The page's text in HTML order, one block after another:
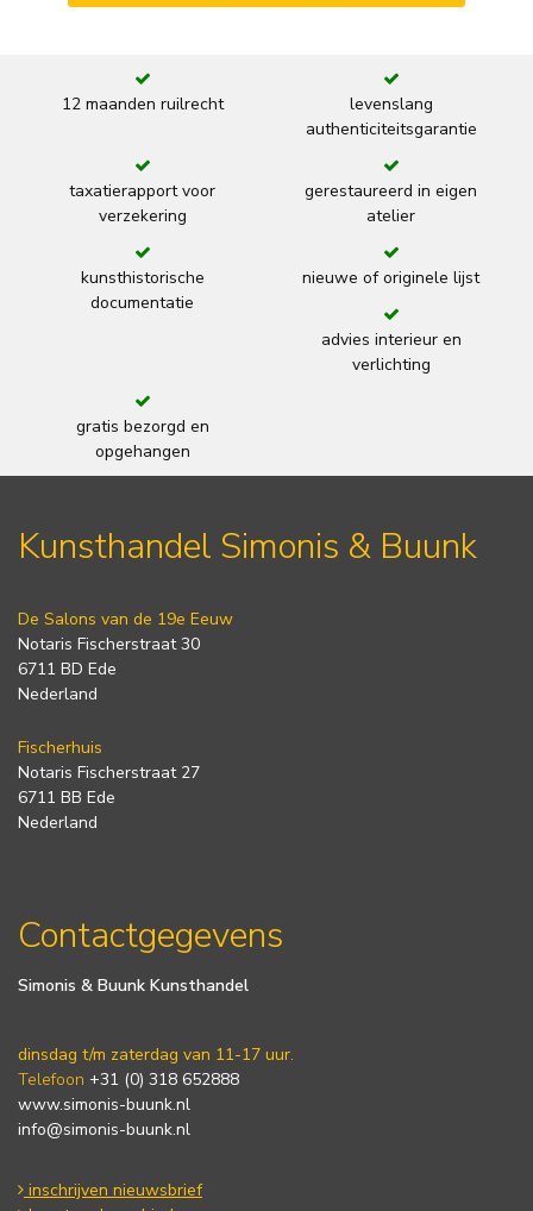
12 maanden ruilrecht
levenslang
authenticiteitsgarantie
taxatierapport voor
verzekering
gerestaureerd in eigen
atelier
kunsthistorische
documentatie
nieuwe of originele lijst
advies interieur en
verlichting
gratis bezorgd en
opgehangen
Kunsthandel Simonis & Buunk
De Salons van de 19e Eeuw
Notaris Fischerstraat 30
6711 BD Ede
Nederland
Fischerhuis
Notaris Fischerstraat 27
6711 BB Ede
Nederland
Contactgegevens
Simonis & Buunk Kunsthandel
dinsdag t/m zaterdag van 11-17 uur.
Telefoon +31 (0) 318 652888
www.simonis-buunk.nl
info@simonis-buunk.nl
inschrijven nieuwsbrief